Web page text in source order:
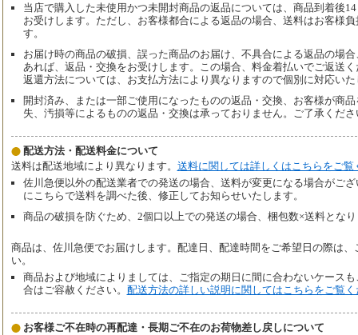
当店で購入した未使用かつ未開封商品の返品については、商品到着後
お受けします。ただし、お客様都合による返品の場合、送料はお客様
す。
お届け時の商品の破損、誤った商品のお届け、不具合による返品の場
あれば、返品・交換をお受けします。この場合、料金着払いでご返送
返還方法については、お支払方法により異なりますので個別に対応いた
開封済み、または一部ご使用になったものの返品・交換、お客様が商
失、汚損等によるものの返品・交換は承っておりません。ご了承くださ
配送方法・配送料金について
送料は配送地域により異なります。 送料に関しては詳しくはこちらをご覧
佐川急便以外の配送業者での発送の場合、送料が変更になる場合がご
にこちらで送料を調べた後、修正してお知らせいたします。
商品の破損を防ぐため、2個口以上での発送の場合、梱包数×送料とな
商品は、佐川急便でお届けします。配達日、配達時間をご希望日の際は
い。
商品および地域によりましては、ご指定の期日に間に合わないケース
合はご容赦ください。 配送方法の詳しい説明に関してはこちらをご覧く
お客様ご不在時の再配達・長期ご不在のお荷物差し戻しについて